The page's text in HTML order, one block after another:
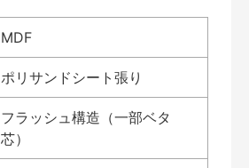
MDF
ポリサンドシート張り
フラッシュ構造（一部ベタ
芯）